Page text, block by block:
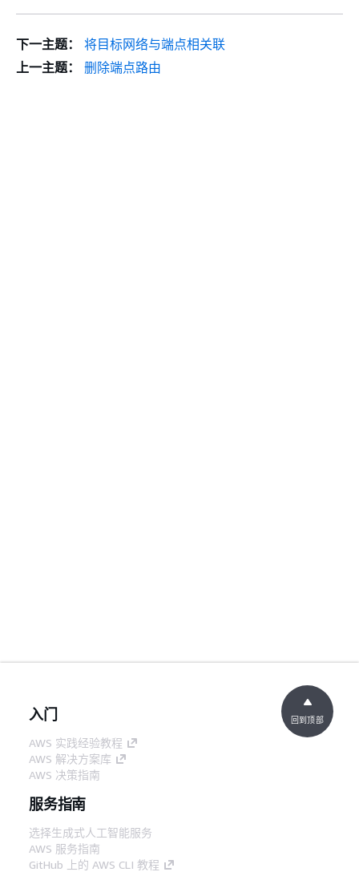
下一主题：
将目标网络与端点相关联
上一主题：
删除端点路由
入门
AWS 实践经验教程
AWS 解决方案库
AWS 决策指南
服务指南
选择生成式人工智能服务
AWS 服务指南
GitHub 上的 AWS CLI 教程
回到顶部